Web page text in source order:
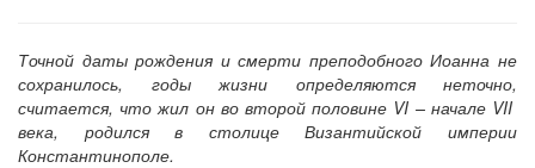
Точной даты рождения и смерти преподобного Иоанна не
сохранилось, годы жизни определяются неточно,
считается, что жил он во второй половине VI – начале VII
века, родился в столице Византийской империи
Константинополе.